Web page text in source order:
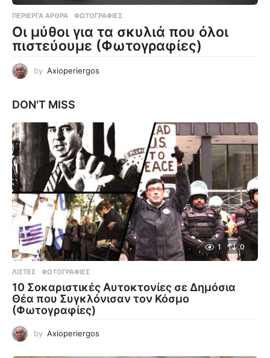
ΠΕΡΊΕΡΓΑ ΆΡΘΡΑ ,ΦΩΤΟΓΡΑΦΊΕΣ
Οι μύθοι για τα σκυλιά που όλοι
πιστεύουμε (Φωτογραφίες)
by Axioperiergos
DON'T MISS
1 0
ΛΊΣΤΕΣ ,ΦΩΤΟΓΡΑΦΊΕΣ
10 Σοκαριστικές Αυτοκτονίες σε Δημόσια
Θέα που Συγκλόνισαν τον Κόσμο
(Φωτογραφίες)
by Axioperiergos